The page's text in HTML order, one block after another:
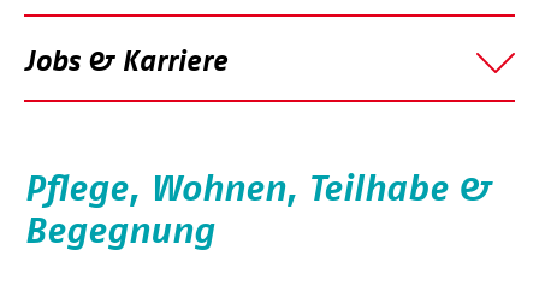
Jobs & Karriere
Pflege, Wohnen, Teilhabe &
Begegnung